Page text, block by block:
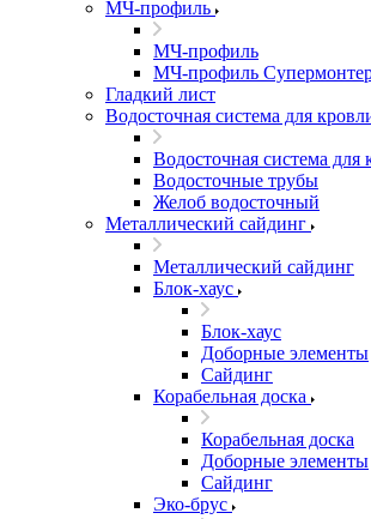
МЧ-профиль
МЧ-профиль
МЧ-профиль
Гладкий лист
Водосточная система для
Водосточная система для
Водосточные трубы
Желоб водосточный
Металлический сайдинг
Металлический сайдинг
Блок-хаус
Блок-хаус
Доборные элементы
Сайдинг
Корабельная доска
Корабельная доска
Доборные элементы
Сайдинг
Эко-брус